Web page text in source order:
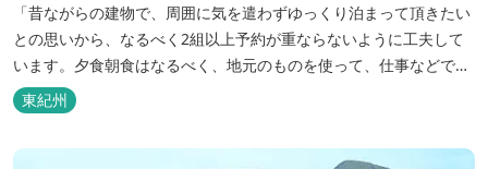
「昔ながらの建物で、周囲に気を遣わずゆっくり泊まって頂きたい
との思いから、なるべく2組以上予約が重ならないように工夫して
います。夕食朝食はなるべく、地元のものを使って、仕事などで連
泊の方には日替わりでご用意します。」オーナー様談。もし重なっ
た場合は、ごめんなさい。
東紀州